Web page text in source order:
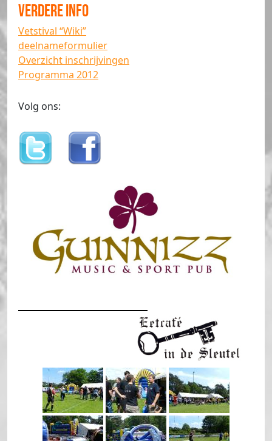
Verdere info
Vetstival “Wiki”
deelnameformulier
Overzicht inschrijvingen
Programma 2012
Volg ons: